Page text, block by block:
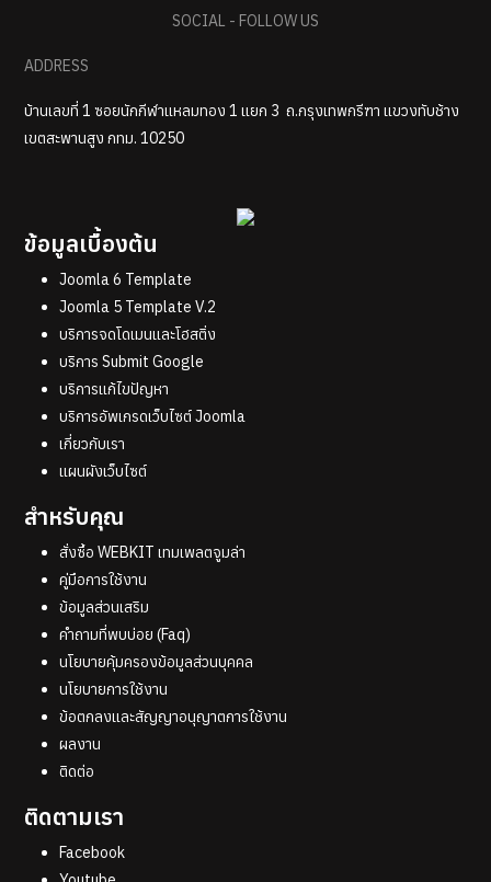
SOCIAL - FOLLOW US
ADDRESS
บ้านเลขที่ 1 ซอยนักกีฬาแหลมทอง 1 แยก 3 ถ.กรุงเทพกรีฑา แขวงทับช้าง
เขตสะพานสูง กทม. 10250
ข้อมูลเบื้องต้น
Joomla 6 Template
Joomla 5 Template V.2
บริการจดโดเมนและโฮสติ่ง
บริการ Submit Google
บริการแก้ไขปัญหา
บริการอัพเกรดเว็บไซต์ Joomla
เกี่ยวกับเรา
แผนผังเว็บไซต์
สำหรับคุณ
สั่งซื้อ WEBKIT เทมเพลตจูมล่า
คู่มือการใช้งาน
ข้อมูลส่วนเสริม
คำถามที่พบบ่อย (Faq)
นโยบายคุ้มครองข้อมูลส่วนบุคคล
นโยบายการใช้งาน
ข้อตกลงและสัญญาอนุญาตการใช้งาน
ผลงาน
ติดต่อ
ติดตามเรา
Facebook